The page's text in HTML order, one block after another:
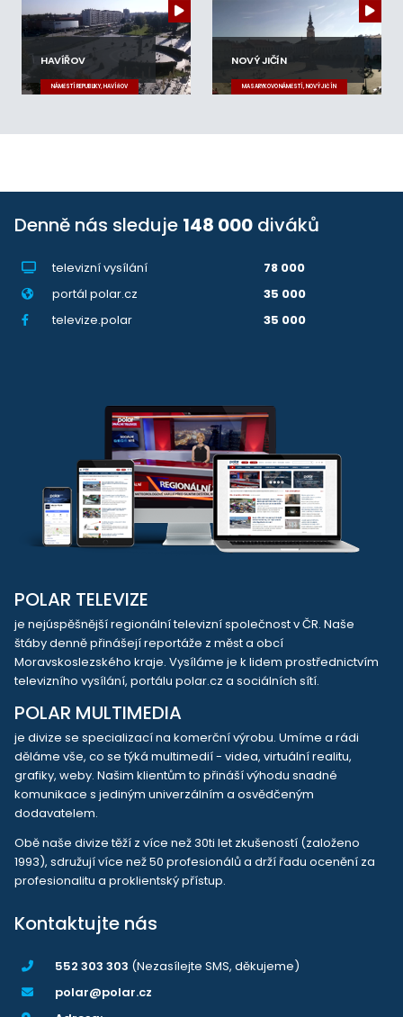
HAVÍŘOV
NÁMĚSTÍ REPUBLIKY, HAVÍŘOV
NOVÝ JIČÍN
MASARYKOVO NÁMĚSTÍ, NOVÝ JIČÍN
Denně nás sleduje 148 000 diváků
televizní vysílání
78 000
portál polar.cz
35 000
televize.polar
35 000
POLAR TELEVIZE
je nejúspěšnější regionální televizní společnost v ČR. Naše
štáby denně přinášejí reportáže z měst a obcí
Moravskoslezského kraje. Vysíláme je k lidem prostřednictvím
televizního vysílání, portálu polar.cz a sociálních sítí.
POLAR MULTIMEDIA
je divize se specializací na komerční výrobu. Umíme a rádi
děláme vše, co se týká multimedií - videa, virtuální realitu,
grafiky, weby. Našim klientům to přináší výhodu snadné
komunikace s jediným univerzálním a osvědčeným
dodavatelem.
Obě naše divize těží z více než 30ti let zkušeností (založeno
1993), sdružují více než 50 profesionálů a drží řadu ocenění za
profesionalitu a proklientský přístup.
Kontaktujte nás
552 303 303 (Nezasílejte SMS, děkujeme)
polar@polar.cz